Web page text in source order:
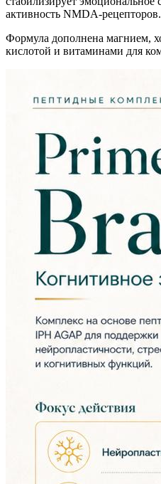
активность NMDA-рецепторов.
Формула дополнена магнием,
кислотой и витаминами для